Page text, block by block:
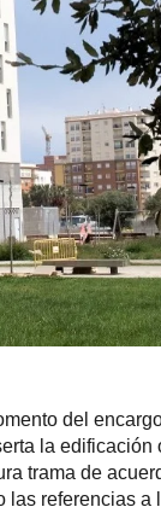
del
la
trama de
referencias